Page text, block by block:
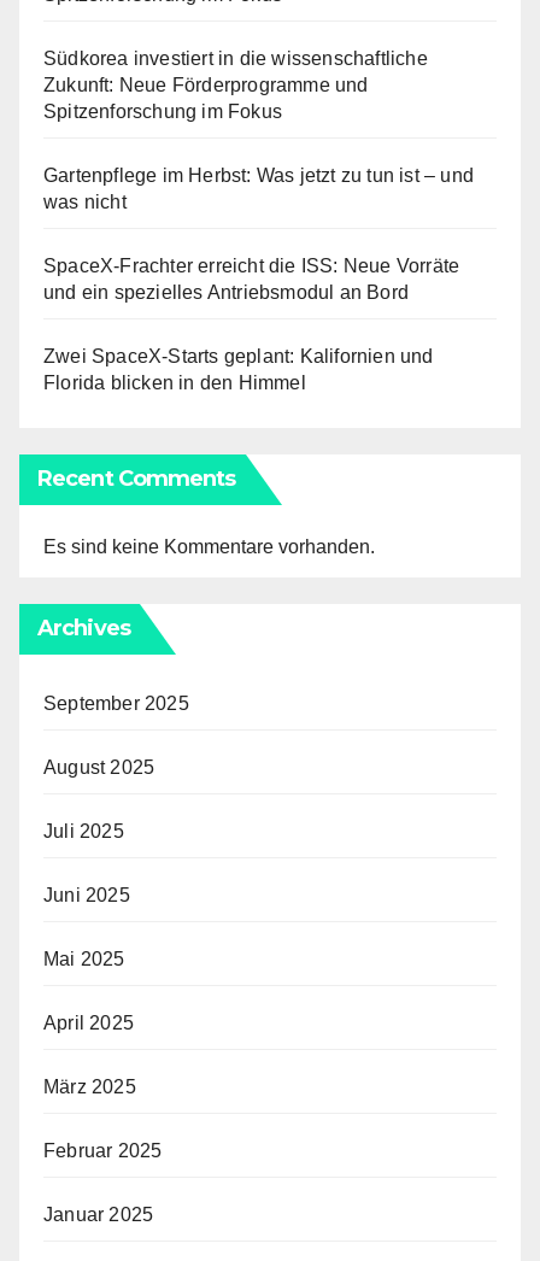
Südkorea investiert in die wissenschaftliche
Zukunft: Neue Förderprogramme und
Spitzenforschung im Fokus
Gartenpflege im Herbst: Was jetzt zu tun ist – und
was nicht
SpaceX-Frachter erreicht die ISS: Neue Vorräte
und ein spezielles Antriebsmodul an Bord
Zwei SpaceX-Starts geplant: Kalifornien und
Florida blicken in den Himmel
Recent Comments
Es sind keine Kommentare vorhanden.
Archives
September 2025
August 2025
Juli 2025
Juni 2025
Mai 2025
April 2025
März 2025
Februar 2025
Januar 2025